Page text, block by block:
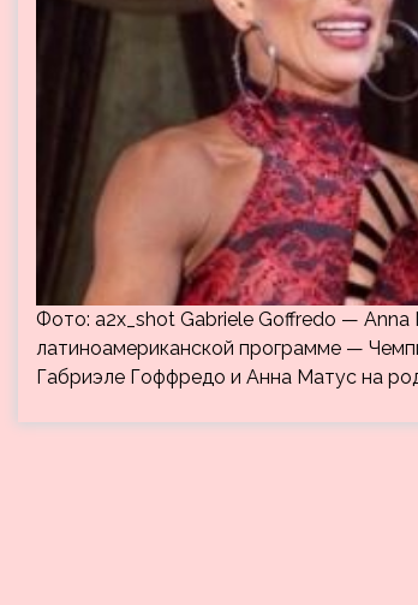
Фото: a2x_shot Gabriele Goffredo —
латиноамериканской программе —
Габриэле Гоффредо и Анна Матус на